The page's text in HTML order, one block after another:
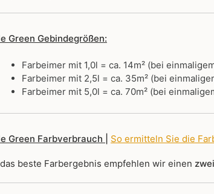
Green Gebindegrößen:
Farbeimer mit 1,0l = ca. 14m² (bei
Farbeimer mit 2,5l = ca. 35m² (bei
Farbeimer mit 5,0l = ca. 70m² (bei
Green Farbverbrauch | So ermitteln Sie die
beste Farbergebnis empfehlen wir einen